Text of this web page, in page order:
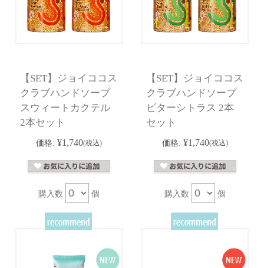
【SET】ジョイココス
クラブハンドソープ
スウィートカクテル
2本セット
価格: ¥1,740(税込)
購入数 個
【SET】ジョイココス
クラブハンドソープ
ビターシトラス 2本
セット
価格: ¥1,740(税込)
購入数 個